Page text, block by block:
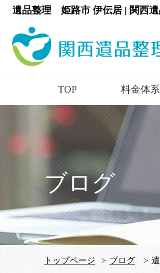
遺品整理 姫路市 伊伝居 | 関西
TOP 料金体系
ブログ
トップページ > ブログ >